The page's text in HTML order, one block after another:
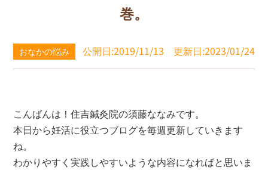
巻。
おなかの悩み 公開日:2019/11/13 更新日:2023/01/24
こんばんは！住吉鍼灸院の須藤ななみです。
本日から妊活に役立つブログを毎週更新していきます
ね。
わかりやすく実践しやすいような内容になればと思いま